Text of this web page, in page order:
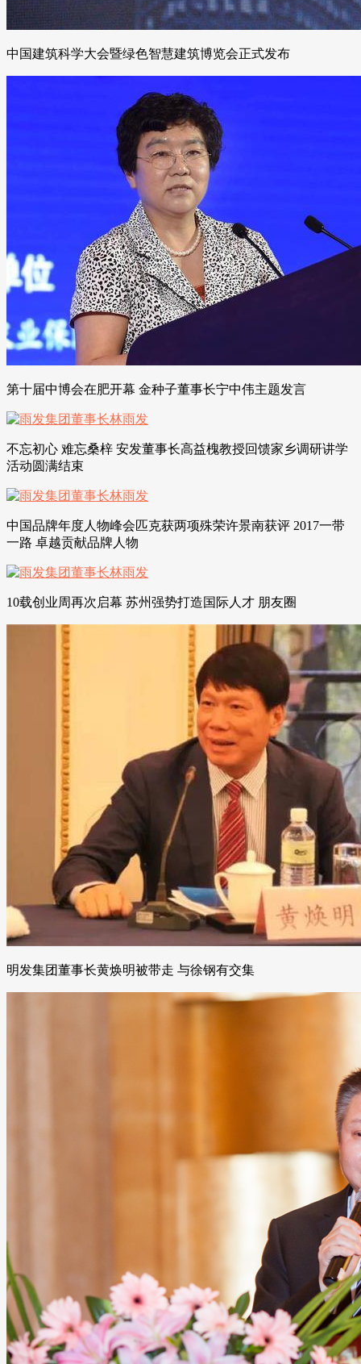
中国建筑科学大会暨绿色智慧建筑博览会正式发布
第十届中博会在肥开幕 金种子董事长宁中伟主题发言
不忘初心 难忘桑梓 安发董事长高益槐教授回馈家乡调研讲学
活动圆满结束
中国品牌年度人物峰会匹克获两项殊荣许景南获评 2017一带
一路 卓越贡献品牌人物
10载创业周再次启幕 苏州强势打造国际人才 朋友圈
明发集团董事长黄焕明被带走 与徐钢有交集